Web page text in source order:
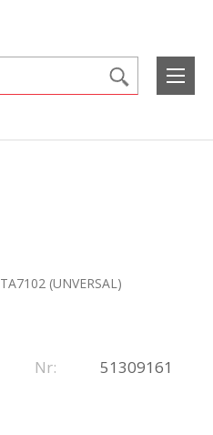
TA7102 (UNVERSAL)
Nr: 51309161